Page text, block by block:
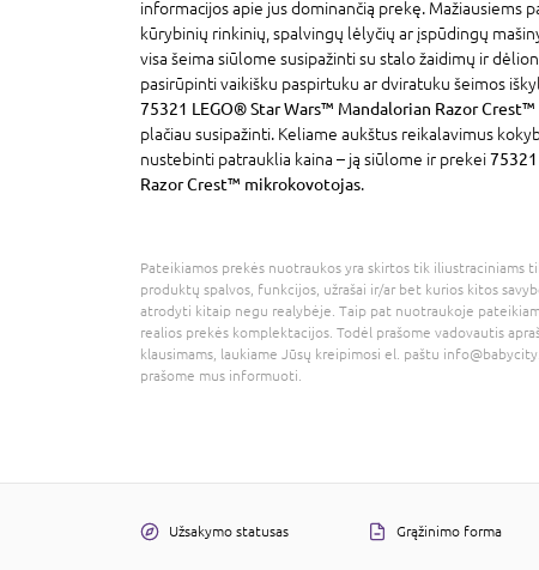
informacijos apie jus dominančią prekę. Mažiausiems
kūrybinių rinkinių, spalvingų lėlyčių ar įspūdingų
visa šeima siūlome susipažinti su stalo žaidimų ir
pasirūpinti vaikišku paspirtuku ar dviratuku šeimos
75321 LEGO® Star Wars™ Mandalorian Razor
plačiau susipažinti. Keliame aukštus reikalavimus
nustebinti patrauklia kaina – ją siūlome ir prekei
Razor Crest™ mikrokovotojas.
Pateikiamos prekės nuotraukos yra skirtos tik iliustraciniams
produktų spalvos, funkcijos, užrašai ir/ar bet kurios kitos
atrodyti kitaip negu realybėje. Taip pat nuotraukoje
realios prekės komplektacijos. Todėl prašome vadovautis
klausimams, laukiame Jūsų kreipimosi el. paštu
prašome mus informuoti.
Užsakymo statusas Grąžinimo forma